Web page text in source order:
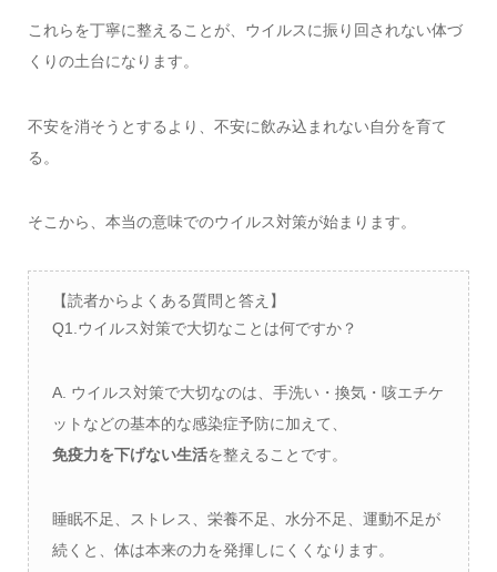
これらを丁寧に整えることが、ウイルスに振り回されない体づ
くりの土台になります。
不安を消そうとするより、不安に飲み込まれない自分を育て
る。
そこから、本当の意味でのウイルス対策が始まります。
【読者からよくある質問と答え】
Q1.ウイルス対策で大切なことは何ですか？
A. ウイルス対策で大切なのは、手洗い・換気・咳エチケ
ットなどの基本的な感染症予防に加えて、
免疫力を下げない生活を整えることです。
睡眠不足、ストレス、栄養不足、水分不足、運動不足が
続くと、体は本来の力を発揮しにくくなります。